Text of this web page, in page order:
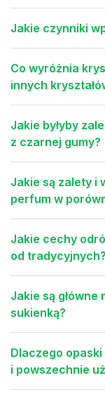
Jakie czynniki
Co wyróżnia
innych
Jakie byłyby
z czarnej gumy?
Jakie są zalety i
perfum w
Jakie cechy
od tradycyjnych?
Jakie są
sukienką?
Dlaczego
i powszechnie